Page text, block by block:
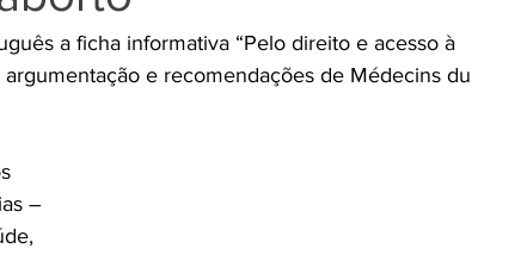
a ficha informativa “Pelo direito e acesso à
e recomendações de Médecins du
–